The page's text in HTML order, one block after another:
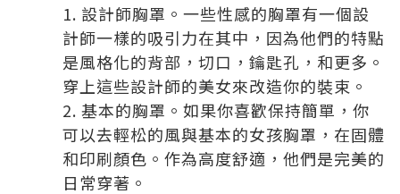
設計師胸罩。一些性感的胸罩有一個設
計師一樣的吸引力在其中，因為他們的特點
是風格化的背部，切口，鑰匙孔，和更多。
穿上這些設計師的美女來改造你的裝束。
基本的胸罩。如果你喜歡保持簡單，你
可以去輕松的風與基本的女孩胸罩，在固體
和印刷顏色。作為高度舒適，他們是完美的
日常穿著。